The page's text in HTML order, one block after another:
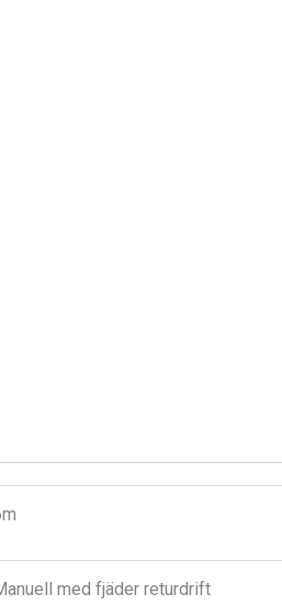
med fjäder returdrift